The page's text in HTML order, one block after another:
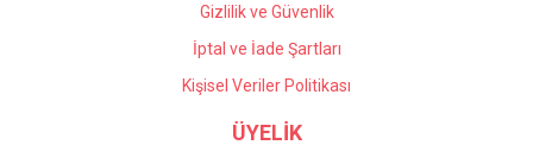
Gizlilik ve Güvenlik
İptal ve İade Şartları
Kişisel Veriler Politikası
ÜYELİK